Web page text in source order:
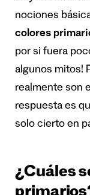
nociones
colores
por si fuera
algunos mitos!
realmente son
respuesta es
solo cierto en
¿Cuáles